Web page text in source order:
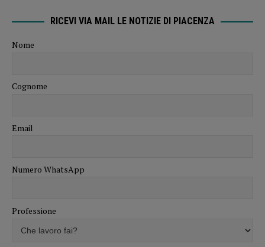
RICEVI VIA MAIL LE NOTIZIE DI PIACENZA
Nome
Cognome
Email
Numero WhatsApp
Professione